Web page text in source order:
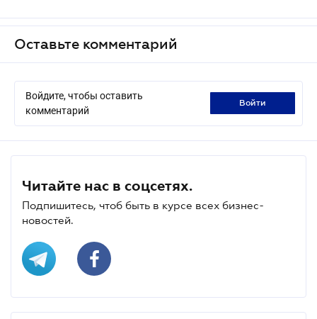
Оставьте комментарий
Войдите, чтобы оставить
комментарий
войти
Читайте нас в соцсетях.
Подпишитесь, чтоб быть в курсе всех бизнес-
новостей.